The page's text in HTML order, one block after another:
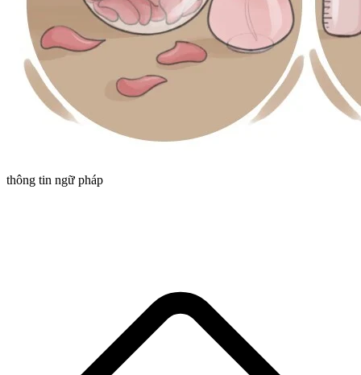
thông tin ngữ pháp